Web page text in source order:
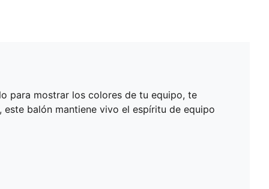
para mostrar los colores de tu equipo, te
balón mantiene vivo el espíritu de equipo